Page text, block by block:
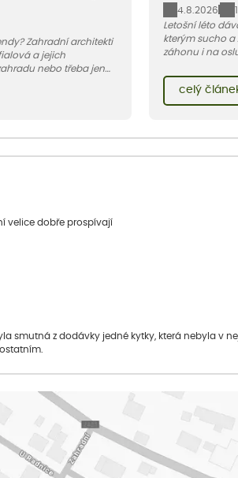
Zahradní architekti
a jejich
nebo třeba jen
tónů
4.8.2026
Letošní léto
kterým sucho a
záhonu i na
léto bez
celý
velice dobře prospívají
smutná z dodávky jedné kytky, která nebyla v